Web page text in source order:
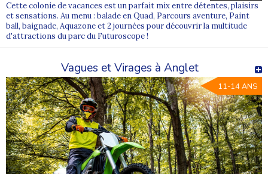
Cette colonie de vacances est un parfait mix entre détentes, plaisirs
et sensations. Au menu : balade en Quad, Parcours aventure, Paint
ball, baignade, Aquazone et 2 journées pour découvrir la multitude
d'attractions du parc du Futuroscope !
Vagues et Virages à Anglet
11-14 ANS